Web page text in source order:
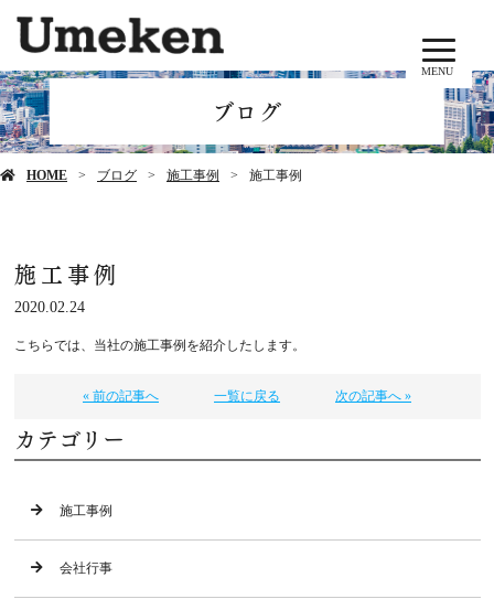
MENU
ブログ
HOME ブログ 施工事例 施工事例
施工事例
2020.02.24
こちらでは、当社の施工事例を紹介したします。
« 前の記事へ 一覧に戻る 次の記事へ »
カテゴリー
施工事例
会社行事